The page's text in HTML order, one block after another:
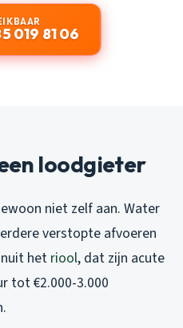
019 81 06
loodgieter
niet zelf aan. Water
verstopte afvoeren
het riool, dat zijn acute
tot €2.000-3.000